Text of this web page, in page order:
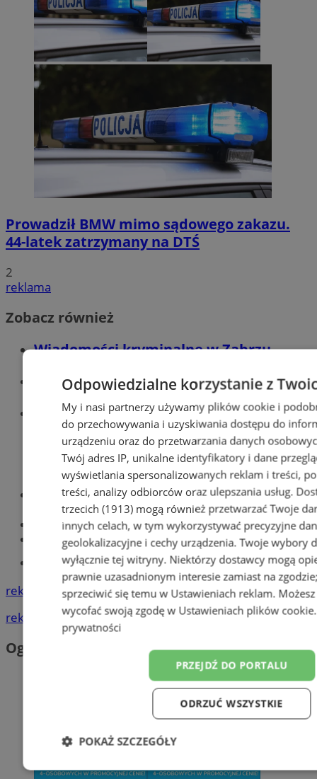
Prowadził BMW mimo sądowego zakazu.
44-latek zatrzymany na DTŚ
2
reklama
Zobacz również
Wiadomości kryminalne w Zabrzu
Wiadomości lokalne
Wiadomości sportowe
Optyk, okulista
Zabrze
Największy sklep z częściami online!
Książeczka sanepidowska
Tworzenie stron www -Zabrze
reklama
reklama
Ogłoszenia
Odpowiedzialne korzystanie z
My i nasi partnerzy używamy plików cookie i
do przechowywania i uzyskiwania dostępu do
urządzeniu oraz do przetwarzania danych
Twój adres IP, unikalne identyfikatory i dane
wyświetlania spersonalizowanych reklam i treści,
treści, analizy odbiorców oraz ulepszania usług.
trzecich (1913) mogą również przetwarzać Twoje
innych celach, w tym wykorzystywać precyzyjne
geolokalizacyjne i cechy urządzenia. Twoje wybory
wyłącznie tej witryny. Niektórzy dostawcy mogą
prawnie uzasadnionym interesie zamiast na
sprzeciwić się temu w Ustawieniach reklam.
wycofać swoją zgodę w Ustawieniach plików cookie
prywatności
PRZEJDŹ DO PORTALU
ODRZUĆ WSZYSTKIE
POKAŻ SZCZEGÓŁY
Niezbędne Wydajność Targetowanie